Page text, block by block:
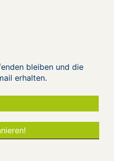
bleiben und die
erhalten.